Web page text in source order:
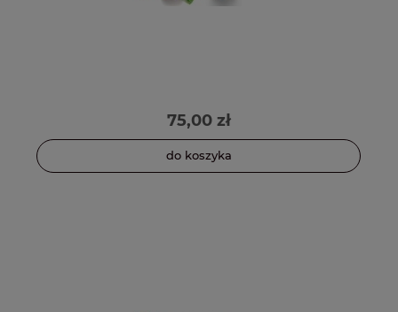
75,00 zł
do koszyka